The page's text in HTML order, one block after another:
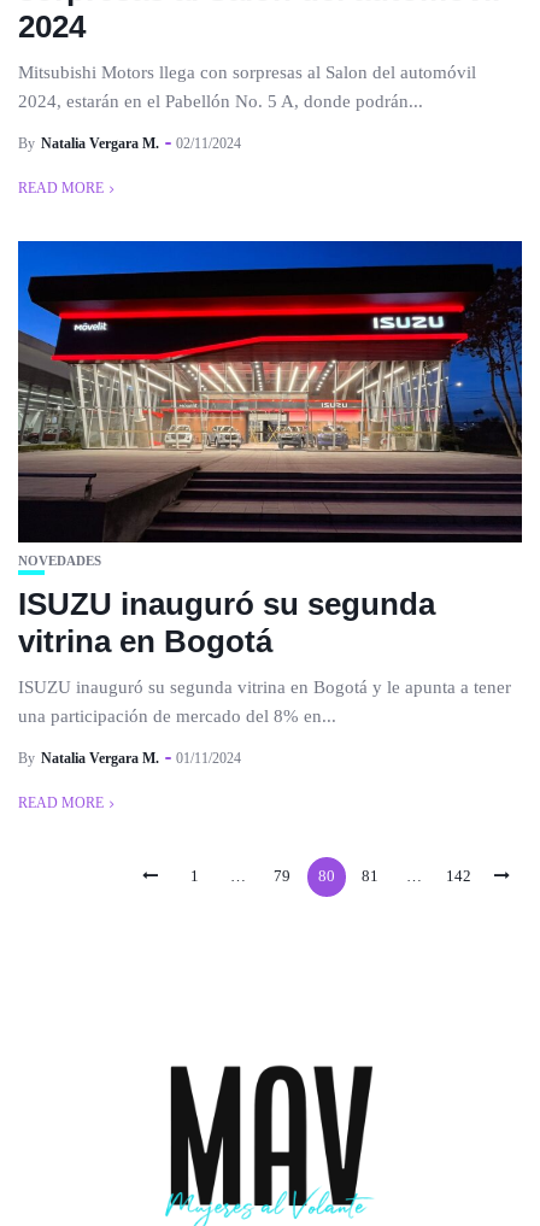
2024
Mitsubishi Motors llega con sorpresas al Salon del automóvil
2024, estarán en el Pabellón No. 5 A, donde podrán...
By Natalia Vergara M. 02/11/2024
READ MORE
NOVEDADES
ISUZU inauguró su segunda
vitrina en Bogotá
ISUZU inauguró su segunda vitrina en Bogotá y le apunta a tener
una participación de mercado del 8% en...
By Natalia Vergara M. 01/11/2024
READ MORE
1 … 79 80 81 … 142